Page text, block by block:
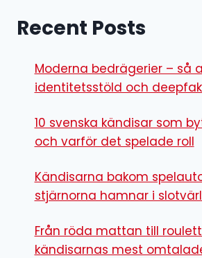
Recent Posts
Moderna bedrägerier – så
identitetsstöld och
10 svenska kändisar som
och varför det spelade roll
Kändisarna bakom
stjärnorna hamnar i
Från röda mattan till
kändisarnas mest